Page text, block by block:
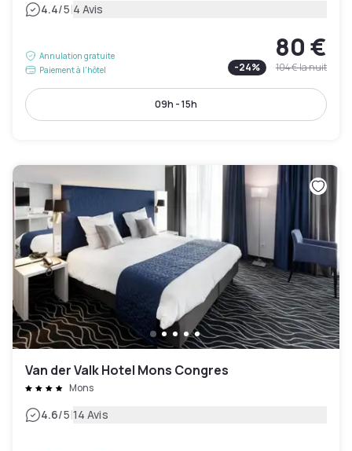
4.4/5|4 Avis
Annulation gratuite
Paiement à l'hôtel
80 €
-24% 104 €la nuit
09h - 15h
Van der Valk Hotel Mons Congres
Mons
4.6/5|14 Avis